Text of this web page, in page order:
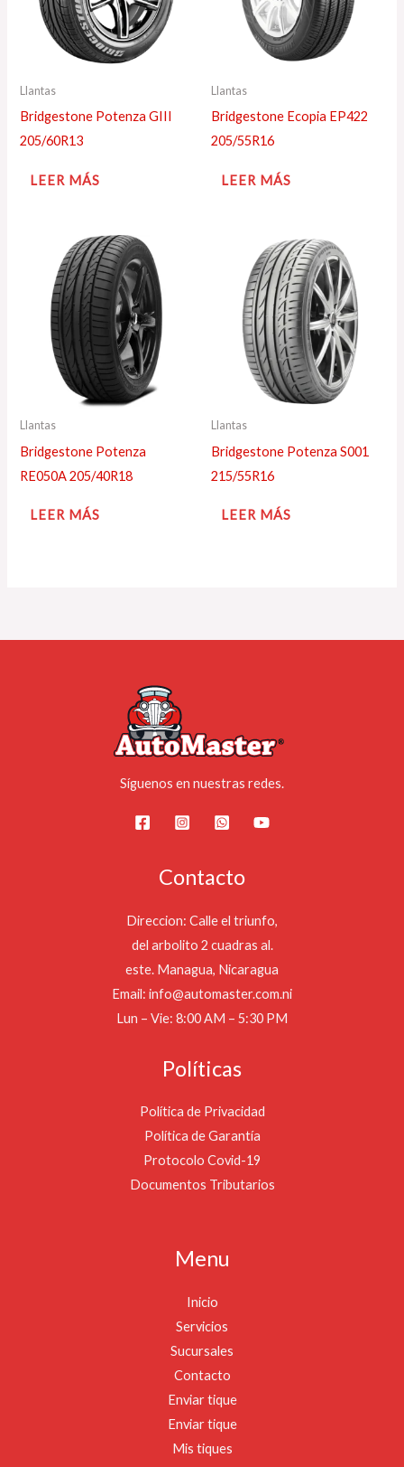
Llantas
Bridgestone Potenza GIII
205/60R13
LEER MÁS
Llantas
Bridgestone Ecopia EP422
205/55R16
LEER MÁS
Llantas
Bridgestone Potenza
RE050A 205/40R18
LEER MÁS
Llantas
Bridgestone Potenza S001
215/55R16
LEER MÁS
Síguenos en nuestras redes.
Contacto
Direccion: Calle el triunfo,
del arbolito 2 cuadras al.
este. Managua, Nicaragua
Email: info@automaster.com.ni
Lun – Vie: 8:00 AM – 5:30 PM
Políticas
Política de Privacidad
Política de Garantía
Protocolo Covid-19
Documentos Tributarios
Menu
Inicio
Servicios
Sucursales
Contacto
Enviar tique
Enviar tique
Mis tiques